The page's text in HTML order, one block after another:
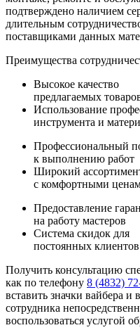
подтверждено наличием
длительным
поставщиками данных
Преимущества
Высокое качество
предлагаемых
Использование
инструмента и
Профессиональный
к выполнению работ
Широкий
с комфортными
Предоставление
на работу мастеров
Система скидок для
постоянных клиентов
Получить консультацию
как по телефону 8 (4832)
вставить значки вайбера и
сотрудника
воспользоваться услугой